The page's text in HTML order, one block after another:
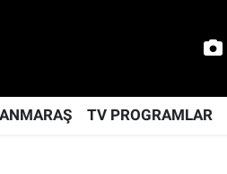
TV PROGRAMLAR